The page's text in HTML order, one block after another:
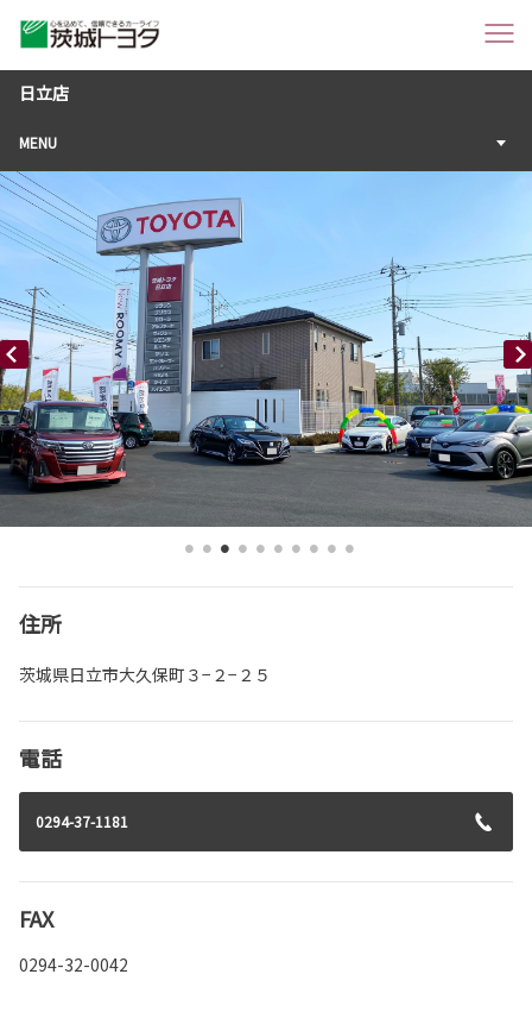
日立店
MENU
住所
茨城県日立市大久保町３−２−２５
電話
0294-37-1181
FAX
0294-32-0042